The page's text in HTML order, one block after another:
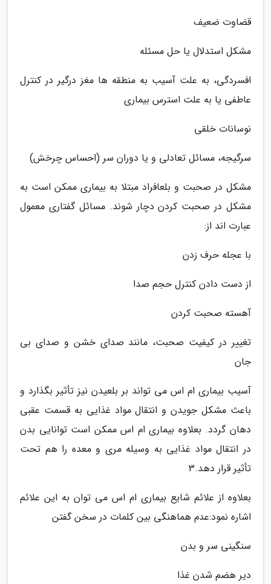
قضاوت ضعیف
مشکل استدلال یا حل مسئله
افسردگی، به علت آسیب به منطقه ها مغز درگیر در کنترل
عاطفی یا به علت استرس بیماری
نوسانات خلقی
سرگیجه، مسائل تعادلی و یا دوران سر (احساس چرخش)
مشکل در صحبت و بلعافراد مبتلا به بیماری ممکن است به
مشکل در صحبت کردن دچار شوند. مسائل گفتاری معمول
عبارت اند از:
با عجله حرف زدن
از دست دادن کنترل حجم صدا
آهسته صحبت کردن
تغییر در کیفیت صحبت، مانند صدای خشن و صدای بی
جان
آسیب بیماری ام اس می تواند بر بلعیدن نیز تأثیر بگذارد و
باعث مشکل جویدن و انتقال مواد غذایی به قسمت عقبی
دهان گردد. بعلاوه بیماری ام اس ممکن است توانایی بدن
در انتقال مواد غذایی به وسیله مری و معده را هم تحت
تأثیر قرار دهد.3
بعلاوه از علائم شایع بیماری ام اس می توان به این علائم
اشاره نمود:عدم هماهنگی بین کلمات در سخن گفتن
سنگینی سر و بدن
دیر هضم شدن غذا